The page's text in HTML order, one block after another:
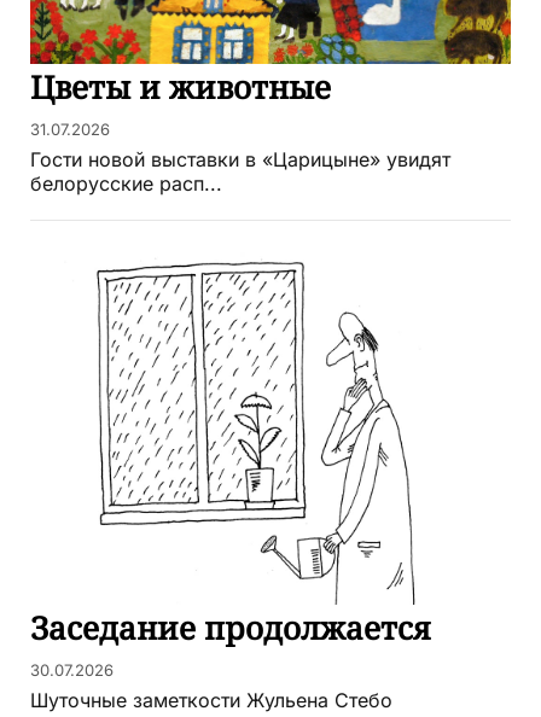
Цветы и животные
31.07.2026
Гости новой выставки в «Царицыне» увидят
белорусские расп...
Заседание продолжается
30.07.2026
Шуточные заметкости Жульена Стебо